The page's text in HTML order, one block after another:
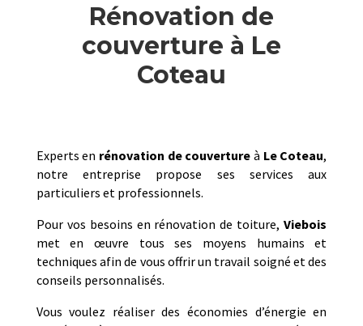
Rénovation de
couverture à Le
Coteau
Experts en rénovation de couverture à Le Coteau,
notre entreprise propose ses services aux
particuliers et professionnels.
Pour vos besoins en rénovation de toiture,Viebois
met en œuvre tous ses moyens humains et
techniques afin de vous offrir un travail soigné et des
conseils personnalisés.
Vous voulez réaliser des économies d’énergie en